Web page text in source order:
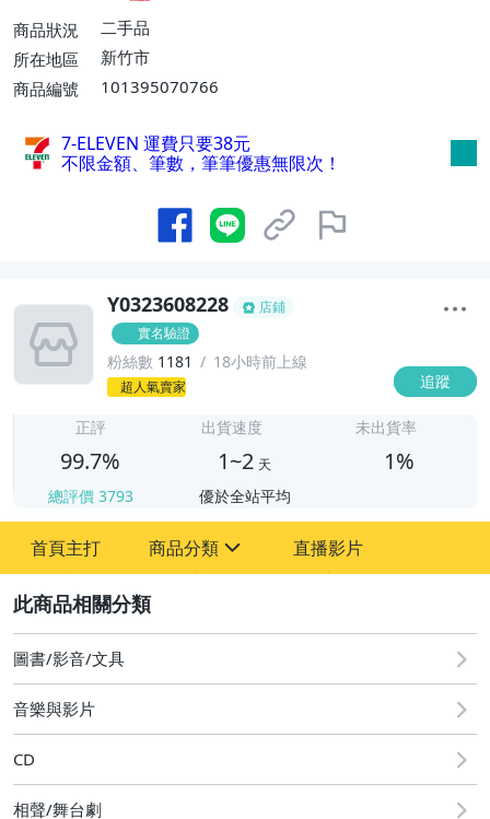
郵局掛號【單件運費$60、滿8件或消費滿
$3000免運費】
商品狀況
二手品
所在地區
新竹市
商品編號
101395070766
7-ELEVEN 運費只要38元
不限金額、筆數，筆筆優惠無限次！
Y0323608228
店鋪
實名驗證
粉絲數 1181 18小時前上線
超人氣賣家 追蹤
正評
99.7%
總評價 3793
出貨速度
1~2 天
優於全站平均
未出貨率
1%
首頁主打 商品分類
其它
直播影片
圖書/影音/文具
音樂與影片
CD
相聲/舞台劇